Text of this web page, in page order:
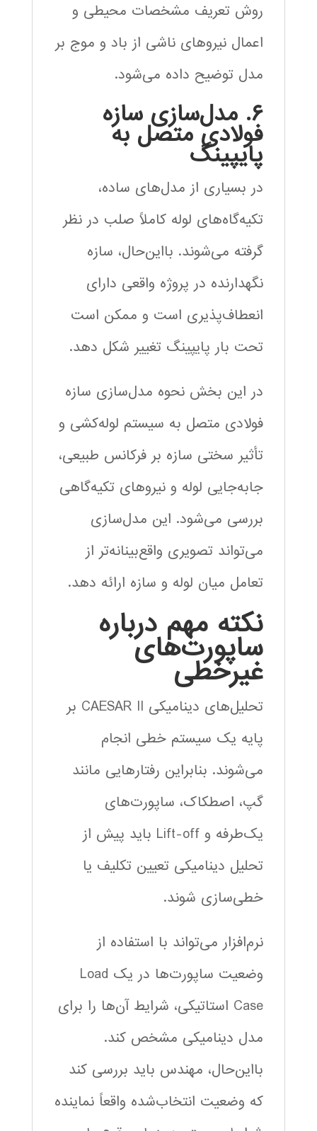
روش تعریف مشخصات محیطی و
اعمال نیروهای ناشی از باد و موج بر
مدل توضیح داده می‌شود.
۶. مدل‌سازی سازه
فولادی متصل به
پایپینگ
در بسیاری از مدل‌های ساده،
تکیه‌گاه‌های لوله کاملاً صلب در نظر
گرفته می‌شوند. بااین‌حال، سازه
نگهدارنده در پروژه واقعی دارای
انعطاف‌پذیری است و ممکن است
تحت بار پایپینگ تغییر شکل دهد.
در این بخش نحوه مدل‌سازی سازه
فولادی متصل به سیستم لوله‌کشی و
تأثیر سختی سازه بر فرکانس طبیعی،
جابه‌جایی لوله و نیروهای تکیه‌گاهی
بررسی می‌شود. این مدل‌سازی
می‌تواند تصویری واقع‌بینانه‌تر از
تعامل میان لوله و سازه ارائه دهد.
نکته مهم درباره
ساپورت‌های
غیرخطی
تحلیل‌های دینامیکی CAESAR II بر
پایه یک سیستم خطی انجام
می‌شوند. بنابراین رفتارهایی مانند
گپ، اصطکاک، ساپورت‌های
یک‌طرفه و Lift-off باید پیش از
تحلیل دینامیکی تعیین تکلیف یا
خطی‌سازی شوند.
نرم‌افزار می‌تواند با استفاده از
وضعیت ساپورت‌ها در یک Load
Case استاتیکی، شرایط آن‌ها را برای
مدل دینامیکی مشخص کند.
بااین‌حال، مهندس باید بررسی کند
که وضعیت انتخاب‌شده واقعاً نماینده